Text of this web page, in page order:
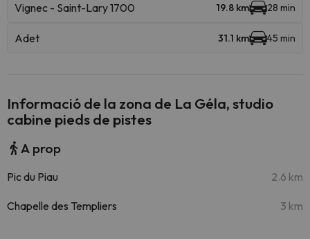
Vignec - Saint-Lary 1700 19.8 km 28 min
Adet 31.1 km 45 min
Informació de la zona de La Géla, studio
cabine pieds de pistes
A prop
Pic du Piau 2.6 km
Chapelle des Templiers 3 km